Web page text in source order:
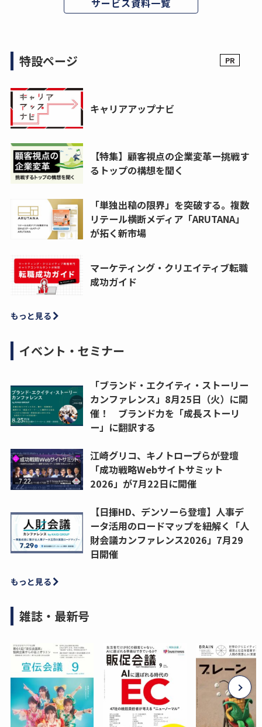
サービス資料一覧
特設ページ
キャリアアップナビ
【特集】顧客視点の企業変革ー挑戦す
るトップの構想を聞く
「単独出稿の限界」を突破する。複数
リテール横断メディア「ARUTANA」
が拓く新市場
マーケティング・クリエイティブ転職
成功ガイド
もっと見る
イベント・セミナー
「ブランド・エクイティ・ストーリー
カンファレンス」8月25日（火）に開
催！ ブランド力を「成長ストーリ
ー」に翻訳する
江崎グリコ、キノトロープらが登壇
「成功戦略Webサイトサミット
2026」が7月22日に開催
【日揮HD、デンソーら登壇】人事デ
ータ活用のロードマップを紐解く「人
財会議カンファレンス2026」7月29
日開催
もっと見る
雑誌・最新号